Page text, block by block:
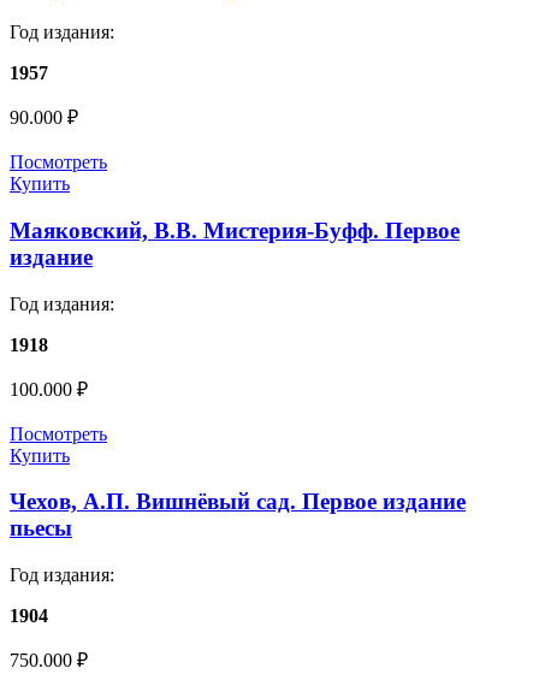
Год издания:
1957
90.000 ₽
Посмотреть
Купить
Маяковский, В.В. Мистерия-Буфф. Первое
издание
Год издания:
1918
100.000 ₽
Посмотреть
Купить
Чехов, А.П. Вишнёвый сад. Первое издание
пьесы
Год издания:
1904
750.000 ₽